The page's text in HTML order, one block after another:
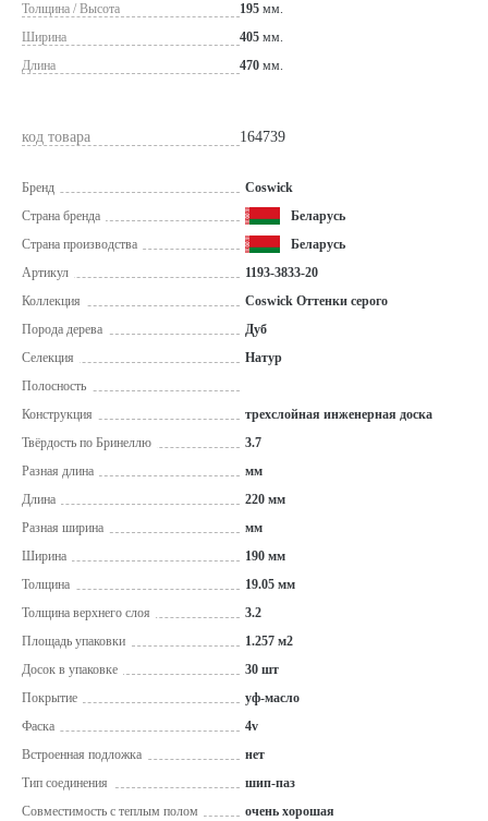
Толщина / Высота
195 мм.
Ширина
405 мм.
Длина
470 мм.
код товара 164739
Бренд
Coswick
Страна бренда
Беларусь
Страна производства
Беларусь
Артикул
1193-3833-20
Коллекция
Coswick Оттенки серого
Порода дерева
Дуб
Селекция
Натур
Полосность
Конструкция
трехслойная инженерная доска
Твёрдость по Бринеллю
3.7
Разная длина
мм
Длина
220 мм
Разная ширина
мм
Ширина
190 мм
Толщина
19.05 мм
Толщина верхнего слоя
3.2
Площадь упаковки
1.257 м2
Досок в упаковке
30 шт
Покрытие
уф-масло
Фаска
4v
Встроенная подложка
нет
Тип соединения
шип-паз
Совместимость с теплым полом
очень хорошая